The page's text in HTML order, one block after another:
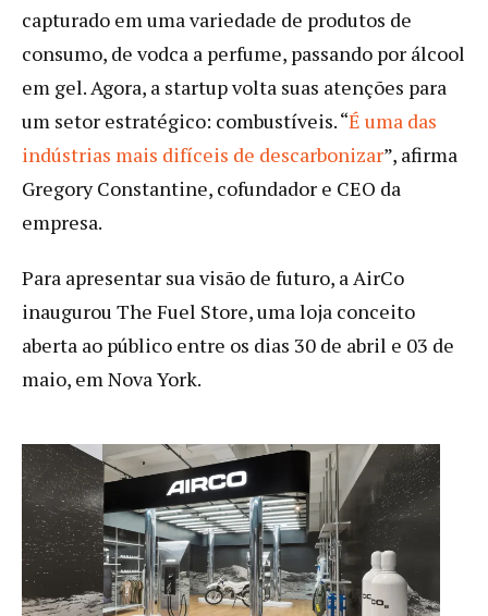
capturado em uma variedade de produtos de
consumo, de vodca a perfume, passando por álcool
em gel. Agora, a startup volta suas atenções para
um setor estratégico: combustíveis. “É uma das
indústrias mais difíceis de descarbonizar”, afirma
Gregory Constantine, cofundador e CEO da
empresa.
Para apresentar sua visão de futuro, a AirCo
inaugurou The Fuel Store, uma loja conceito
aberta ao público entre os dias 30 de abril e 03 de
maio, em Nova York.